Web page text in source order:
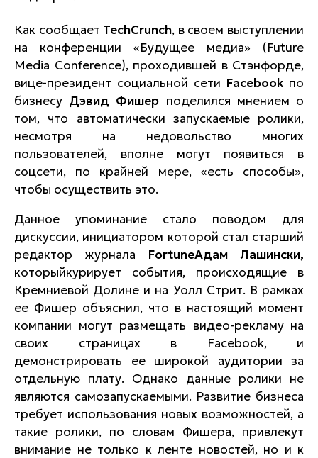
Как сообщает TechCrunch, в своем выступлении
на конференции «Будущее медиа» (Future
Media Conference), проходившей в Стэнфорде,
вице-президент социальной сети Facebook по
бизнесу Дэвид Фишер поделился мнением о
том, что автоматически запускаемые ролики,
несмотря на недовольство многих
пользователей, вполне могут появиться в
соцсети, по крайней мере, «есть способы»,
чтобы осуществить это.
Данное упоминание стало поводом для
дискуссии, инициатором которой стал старший
редактор журнала FortuneАдам Лашински,
которыйкурирует события, происходящие в
Кремниевой Долине и на Уолл Стрит. В рамках
ее Фишер объяснил, что в настоящий момент
компании могут размещать видео-рекламу на
своих страницах в Facebook, и
демонстрировать ее широкой аудитории за
отдельную плату. Однако данные ролики не
являются самозапускаемыми. Развитие бизнеса
требует использования новых возможностей, а
такие ролики, по словам Фишера, привлекут
внимание не только к ленте новостей, но и к